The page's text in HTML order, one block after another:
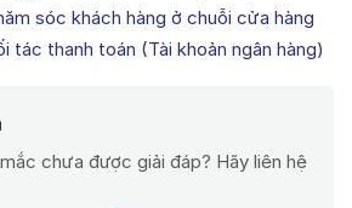
sóc khách hàng ở chuỗi cửa hàng
tác thanh toán (Tài khoản ngân hàng)
chưa được giải đáp? Hãy liên hệ